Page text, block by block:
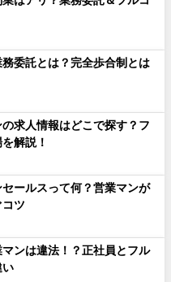
委託とは？完全歩合制とは
求人情報はどこで探す？フ
解説！
ールスって何？営業マンが
ツ
ンは違法！？正社員とフル
い